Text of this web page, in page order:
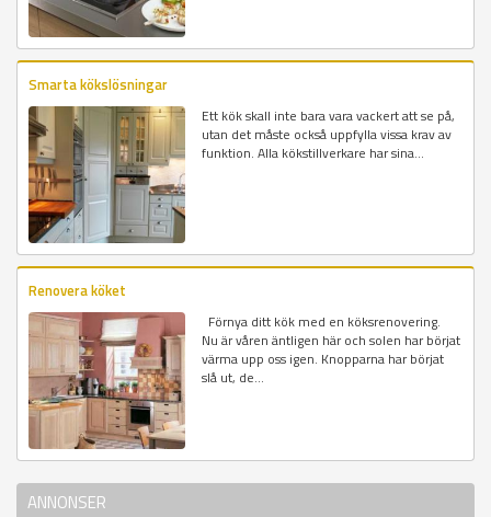
Smarta kökslösningar
Ett kök skall inte bara vara vackert att se på,
utan det måste också uppfylla vissa krav av
funktion. Alla kökstillverkare har sina...
Renovera köket
Förnya ditt kök med en köksrenovering.
Nu är våren äntligen här och solen har börjat
värma upp oss igen. Knopparna har börjat
slå ut, de...
ANNONSER